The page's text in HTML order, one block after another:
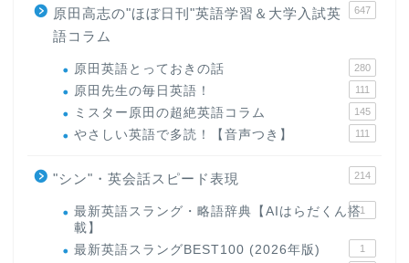
原田高志の"ほぼ日刊"英語学習＆大学入試英
語コラム
647
原田英語とっておきの話 280
原田先生の毎日英語！ 111
ミスター原田の超絶英語コラム 145
やさしい英語で多読！【音声つき】 111
"シン"・英会話スピード表現 214
最新英語スラング・略語辞典【AIはらだくん搭
載】
1
最新英語スラングBEST100 (2026年版) 1